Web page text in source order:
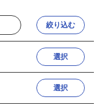
絞り込む
選択
選択